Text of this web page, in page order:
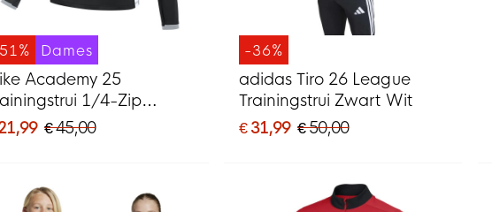
Dames
Academy 25
1/4-Zip
Zwart Grijs Wit
€ 45,00
-36%
adidas Tiro 26 League
Trainingstrui Zwart Wit
€ 31,99 € 50,00